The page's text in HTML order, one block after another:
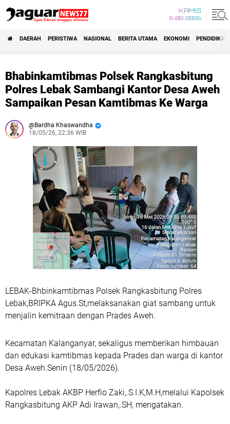
KAMIS
6 08 2026
DAERAH PERISTIWA NASIONAL BERITA UTAMA EKONOMI PENDIDIKAN
Bhabinkamtibmas Polsek Rangkasbitung
Polres Lebak Sambangi Kantor Desa Aweh
Sampaikan Pesan Kamtibmas Ke Warga
Bardha Khaswandha
18/05/26, 22:36 WIB
LEBAK-Bhbinkamtibmas Polsek Rangkasbitung Polres
Lebak,BRIPKA Agus.St,melaksanakan giat sambang untuk
menjalin kemitraan dengan Prades Aweh.
Kecamatan Kalanganyar, sekaligus memberikan himbauan
dan edukasi kamtibmas kepada Prades dan warga di kantor
Desa Aweh.Senin (18/05/2026).
Kapolres Lebak AKBP Herfio Zaki,.S.I.K,M.H,melalui Kapolsek
Rangkasbitung AKP Adi Irawan,.SH, mengatakan.